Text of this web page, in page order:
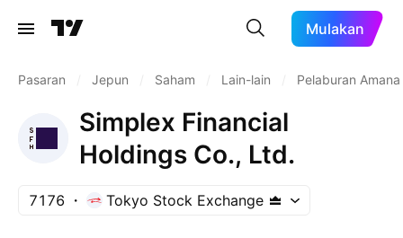
Mulakan
Pasaran Jepun Saham Lain-lain Pelaburan
Simplex Financial
Holdings Co., Ltd.
7176 Tokyo Stock Exchange